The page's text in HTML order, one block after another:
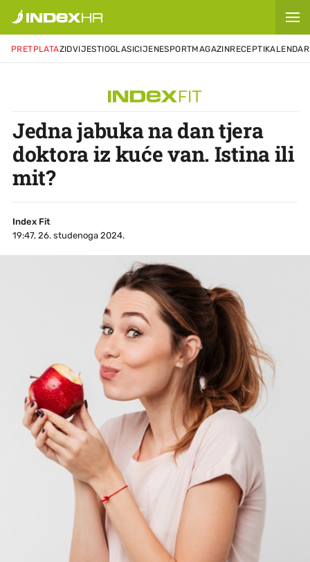
PRETPLATAZIDVIJESTIOGLASICIJENESPORTMAGAZINRECEPTIKALENDAR
Jedna jabuka na dan tjera
doktora iz kuće van. Istina ili
mit?
Index Fit
19:47, 26. studenoga 2024.